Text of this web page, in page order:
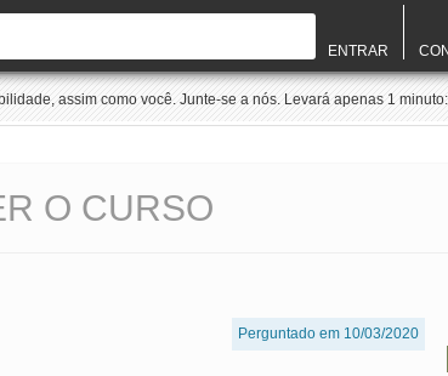
ENTRAR
assim como você. Junte-se a nós. Levará apenas 1 minuto:
O CURSO
Perguntado em 10/03/2020